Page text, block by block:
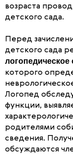
возраста
детского сада.
Перед
детского сада
которого
Логопед
функции,
родителями
сведения.
обсуждаются